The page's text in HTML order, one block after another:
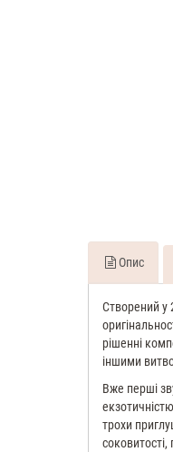
Опис
Створений у
рішенні
іншими
Вже перші
трохи